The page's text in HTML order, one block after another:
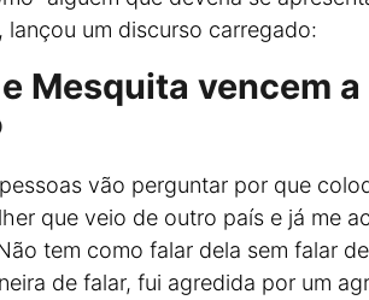
lançou um discurso carregado:
Mesquita vencem a
vão perguntar por que
que veio de outro país e já me
tem como falar dela sem falar
de falar, fui agredida por um